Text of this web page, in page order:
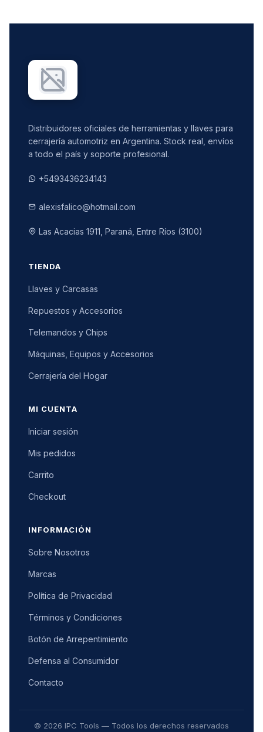
Distribuidores oficiales de herramientas y llaves para
cerrajería automotriz en Argentina. Stock real, envíos
a todo el país y soporte profesional.
+5493436234143
alexisfalico@hotmail.com
Las Acacias 1911, Paraná, Entre Ríos (3100)
TIENDA
Llaves y Carcasas
Repuestos y Accesorios
Telemandos y Chips
Máquinas, Equipos y Accesorios
Cerrajería del Hogar
MI CUENTA
Iniciar sesión
Mis pedidos
Carrito
Checkout
INFORMACIÓN
Sobre Nosotros
Marcas
Política de Privacidad
Términos y Condiciones
Botón de Arrepentimiento
Defensa al Consumidor
Contacto
© 2026 IPC Tools — Todos los derechos reservados